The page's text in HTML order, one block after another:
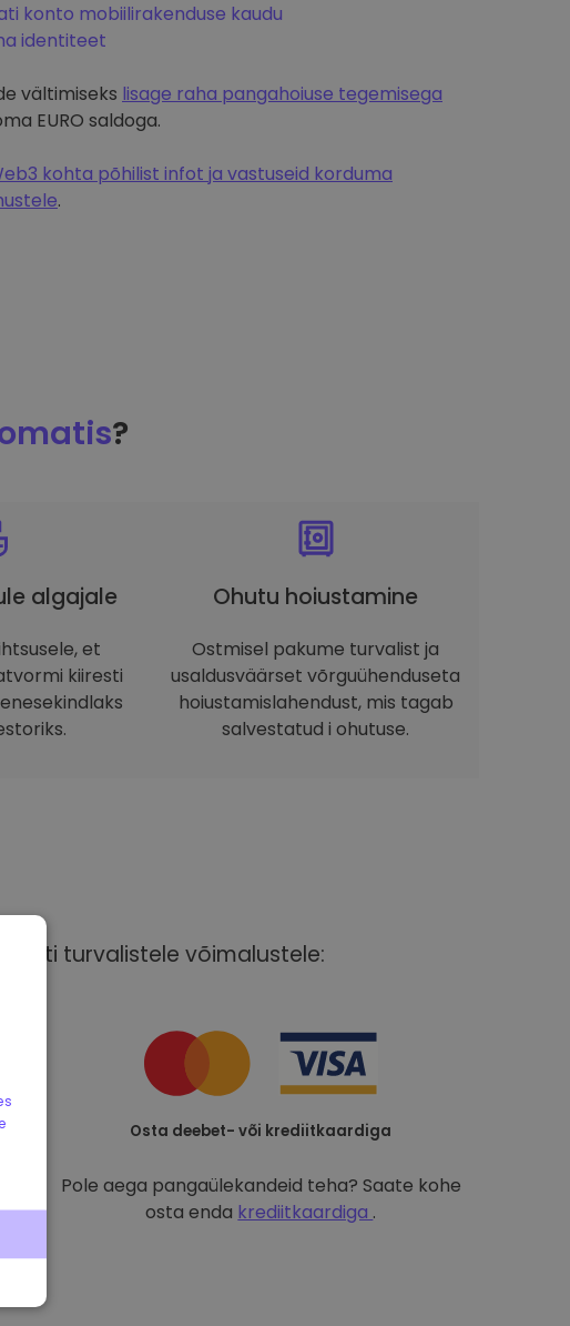
konto mobiilirakenduse kaudu
identiteet
vältimiseks lisage raha pangahoiuse tegemisega
EURO saldoga.
kohta põhilist infot ja vastuseid korduma
.
?
algajale
et
kiiresti
Ohutu hoiustamine
Ostmisel pakume turvalist ja
usaldusväärset võrguühenduseta
hoiustamislahendust, mis tagab
salvestatud i ohutuse.
turvalistele võimalustele:
Osta deebet- või krediitkaardiga
Pole aega pangaülekandeid teha? Saate kohe
osta enda krediitkaardiga .